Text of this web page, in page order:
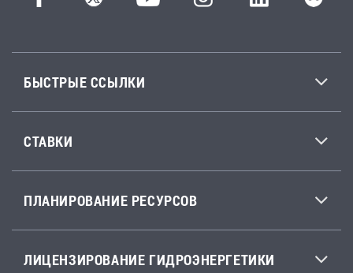
БЫСТРЫЕ ССЫЛКИ
СТАВКИ
ПЛАНИРОВАНИЕ РЕСУРСОВ
ЛИЦЕНЗИРОВАНИЕ ГИДРОЭНЕРГЕТИКИ